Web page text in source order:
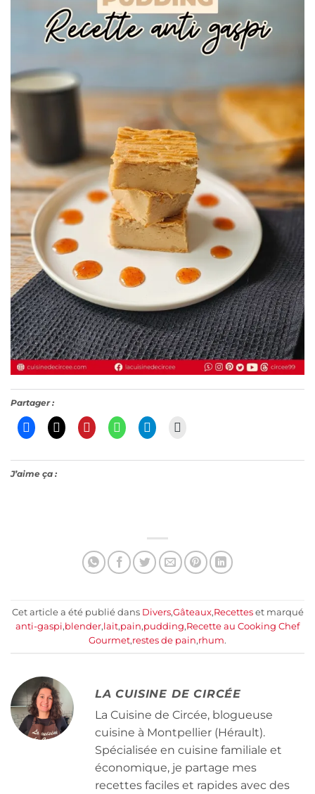
Partager :
J’aime ça :
Cet article a été publié dans Divers,Gâteaux,Recetteset marqué
anti-gaspi,blender,lait,pain,pudding,Recette au Cooking Chef
Gourmet,restes de pain,rhum.
LA CUISINE DE CIRCÉE
La Cuisine de Circée, blogueuse
cuisine à Montpellier (Hérault).
Spécialisée en cuisine familiale et
économique, je partage mes
recettes faciles et rapides avec des